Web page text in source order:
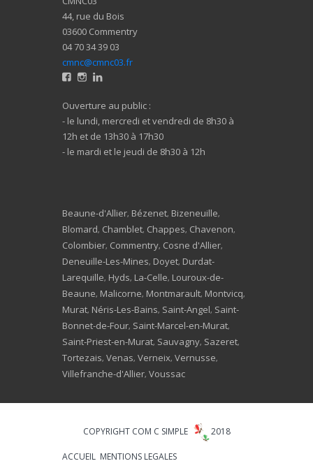
44, rue du Bois
03600 Commentry
04 70 34 39 03
cmnc@cmnc03.fr
Ouverture au public :
- le lundi, mercredi et vendredi de 8h30 à
12h et de 13h30 à 17h30
- le mardi et le jeudi de 8h30 à 12h
Beaune-d'Allier, Bézenet, Bizeneuille,
Blomard, Chamblet, Chappes, Chavenon,
Colombier, Commentry, Cosne d'Allier,
Deneuille-Les-Mines, Doyet, Durdat-
Larequille, Hyds, La-Celle, Louroux-de-
Beaune, Malicorne, Montmarault, Montvicq,
Murat, Néris-Les-Bains, Saint-Angel, Saint-
Bonnet-de-Four, Saint-Marcel-en-Murat,
Saint-Priest-en-Murat, Sauvagny, Sazeret,
Tortezais, Venas, Verneix, Vernusse,
Villefranche-d'Allier, Voussac
COPYRIGHT COM C SIMPLE 2018
ACCUEIL MENTIONS LEGALES